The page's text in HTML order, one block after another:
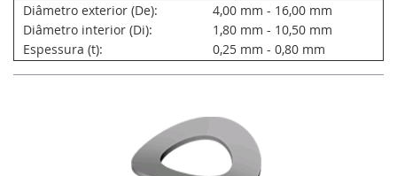
Diâmetro exterior (De):
4,00 mm - 16,00 mm
Diâmetro interior (Di):
1,80 mm - 10,50 mm
Espessura (t):
0,25 mm - 0,80 mm